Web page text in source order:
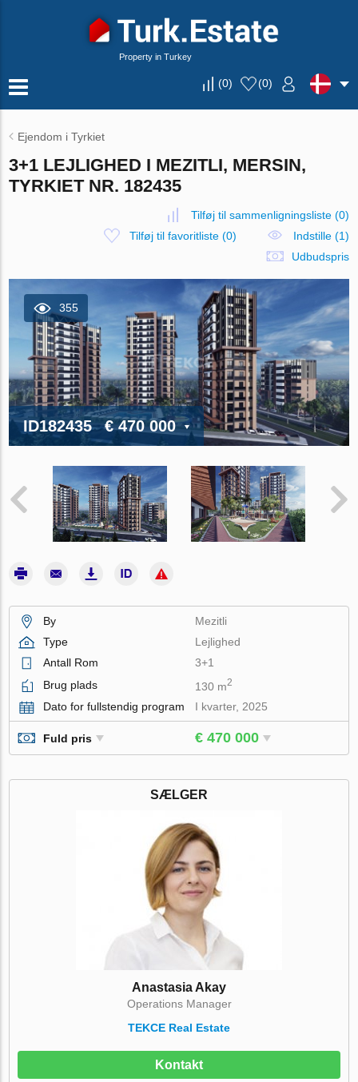
Property in Turkey
(0) (0)
Ejendom i Tyrkiet
3+1 LEJLIGHED I MEZITLI, MERSIN,
TYRKIET NR. 182435
Tilføj til sammenligningsliste(0)
Tilføj til favoritliste (0)
Indstille (1)
Udbudspris
355
ID182435 € 470 000
By
Mezitli
Type
Lejlighed
Antall Rom
3+1
Brug plads
130 m2
Dato for fullstendig program I kvarter, 2025
Fuld pris € 470 000
SÆLGER
Anastasia Akay
Operations Manager
TEKCE Real Estate
Kontakt